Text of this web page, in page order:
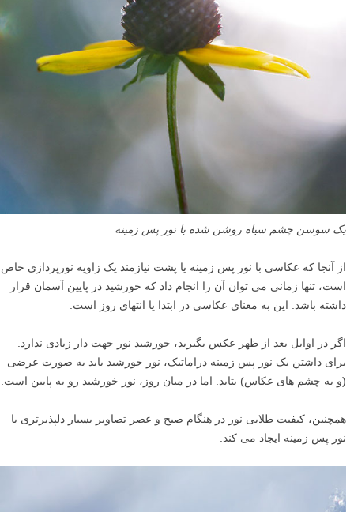
یک سوسن چشم سیاه روشن شده با نور پس زمینه
از آنجا که عکاسی با نور پس زمینه یا پشت نیازمند یک زاویه نورپردازی خاص
است، تنها زمانی می توان آن را انجام داد که خورشید در پایین آسمان قرار
داشته باشد. این به معنای عکاسی در ابتدا یا انتهای روز است.
اگر در اوایل بعد از ظهر عکس بگیرید، خورشید نور جهت دار زیادی ندارد.
برای داشتن یک نور پس زمینه دراماتیک، نور خورشید باید به صورت عرضی
(و به چشم های عکاس) بتابد. اما در میان روز، نور خورشید رو به پایین است.
همچنین، کیفیت طلایی نور در هنگام صبح و عصر تصاویر بسیار دلپذیرتری با
نور پس زمینه ایجاد می کند.